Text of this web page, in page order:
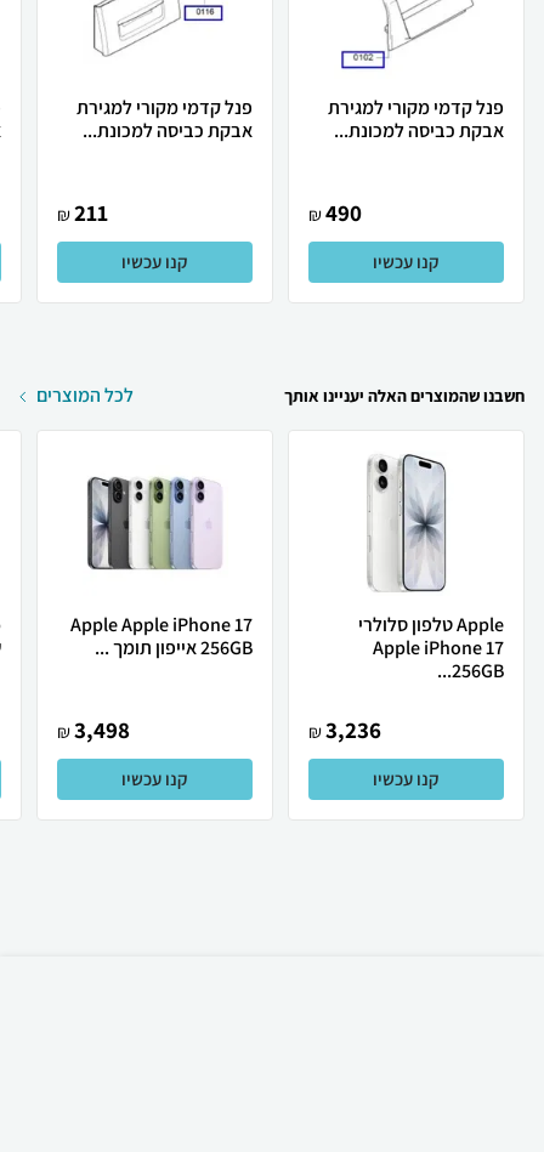
פנל קדמי מקורי למגירת
אבקת כביסה למכונת...
490
₪
קנו עכשיו
פנל קדמי מקורי למגירת
אבקת כביסה למכונת...
211
₪
קנו עכשיו
חשבנו שהמוצרים האלה יעניינו אותך לכל המוצרים
Apple טלפון סלולרי
Apple iPhone 17
256GB...
3,236
₪
קנו עכשיו
Apple Apple iPhone 17
256GB אייפון תומך ...
3,498
₪
קנו עכשיו